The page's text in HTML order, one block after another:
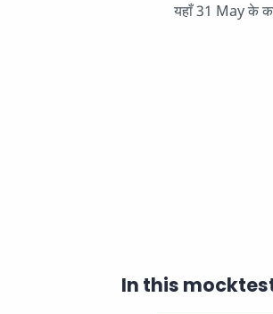
यहाँ 31 May के
In this